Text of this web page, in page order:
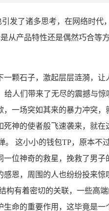
发了诸多思考，在网络时代
从产品特性还是偶然巧合等
颗石子，激起层层涟漪，让
人们带来了无尽的震撼与
一场突如其来的暴力冲突，
神的使者般飞速袭来，就在
这小小的钱包TP，原本不
位神奇的救星，挽救了男
恩，周围的人也纷纷投来惊
构有着密切的关联，一些高
命的重要作用，这毕竟是